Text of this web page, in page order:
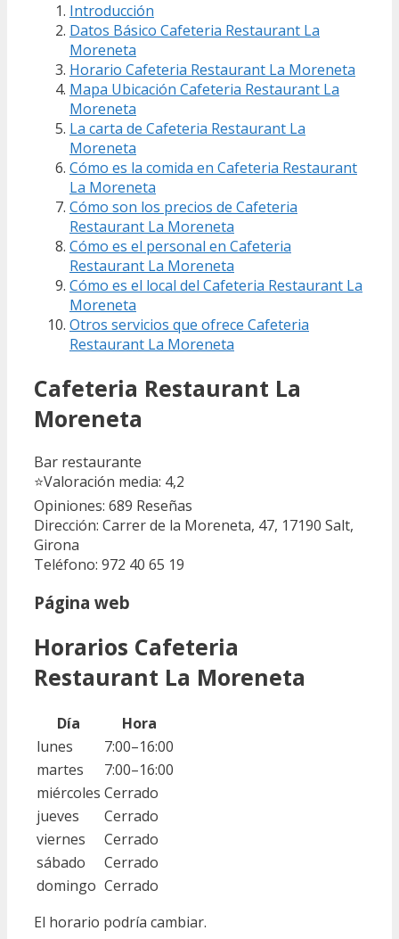
Introducción
Datos Básico Cafeteria Restaurant La
Moreneta
Horario Cafeteria Restaurant La Moreneta
Mapa Ubicación Cafeteria Restaurant La
Moreneta
La carta de Cafeteria Restaurant La
Moreneta
Cómo es la comida en Cafeteria Restaurant
La Moreneta
Cómo son los precios de Cafeteria
Restaurant La Moreneta
Cómo es el personal en Cafeteria
Restaurant La Moreneta
Cómo es el local del Cafeteria Restaurant La
Moreneta
Otros servicios que ofrece Cafeteria
Restaurant La Moreneta
Cafeteria Restaurant La
Moreneta
Bar restaurante
⭐Valoración media: 4,2
Opiniones: 689 Reseñas
Dirección: Carrer de la Moreneta, 47, 17190 Salt,
Girona
Teléfono: 972 40 65 19
Página web
Horarios Cafeteria
Restaurant La Moreneta
Día
Hora
lunes
7:00–16:00
martes
7:00–16:00
miércoles Cerrado
jueves
Cerrado
viernes
Cerrado
sábado
Cerrado
domingo Cerrado
El horario podría cambiar.